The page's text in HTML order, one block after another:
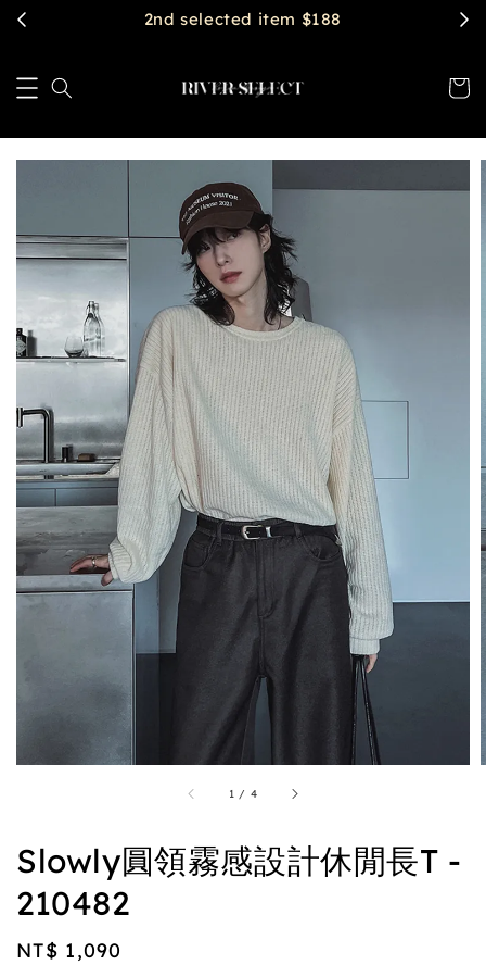
$2888 get free shipping
1 / 4
Slowly圓領霧感設計休閒長T -
210482
Regular
NT$ 1,090